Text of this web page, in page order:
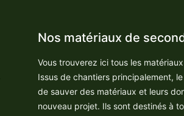
Nos matériaux de
Vous trouverez ici tous les
Issus de chantiers principalement,
de sauver des matériaux et leurs
nouveau projet. Ils sont destinés à